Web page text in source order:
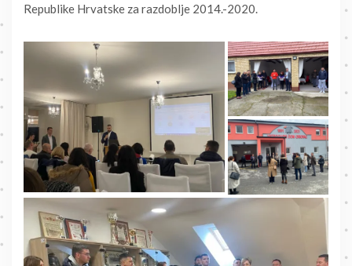
Republike Hrvatske za razdoblje 2014.-2020.